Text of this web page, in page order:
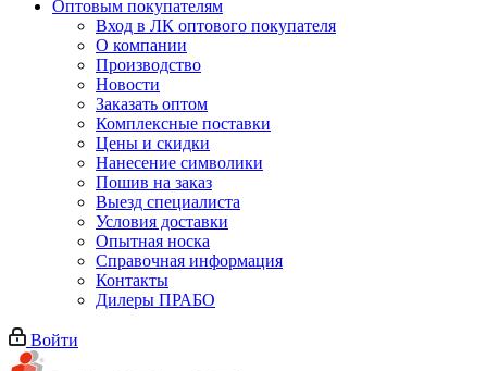
Оптовым покупателям
Вход в ЛК оптового покупателя
О компании
Производство
Новости
Заказать оптом
Комплексные поставки
Цены и скидки
Нанесение символики
Пошив на заказ
Выезд специалиста
Условия доставки
Опытная носка
Справочная информация
Контакты
Дилеры ПРАБО
Войти